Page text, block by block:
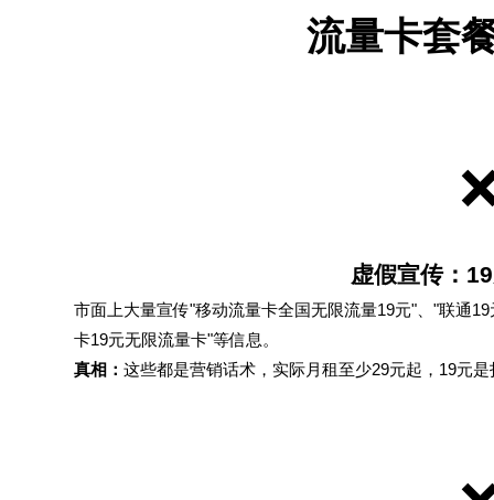
流量卡套
虚假宣传：
市面上大量宣传"移动流量卡全国无限流量19元"、"联通
卡19元无限流量卡"等信息。
真相： 这些都是营销话术，实际月租至少29元起，19元